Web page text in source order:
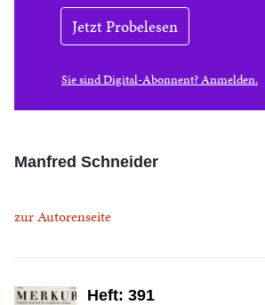
Jetzt Probelesen
Sie sind Digital-Abonnent? Anmelden.
Manfred Schneider
zur Autorenseite
Heft: 391